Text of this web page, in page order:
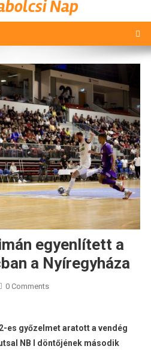
Nap
egyenlített a
a Nyíregyháza
0 Comments
es győzelmet aratott a vendég
NB I döntőjének második